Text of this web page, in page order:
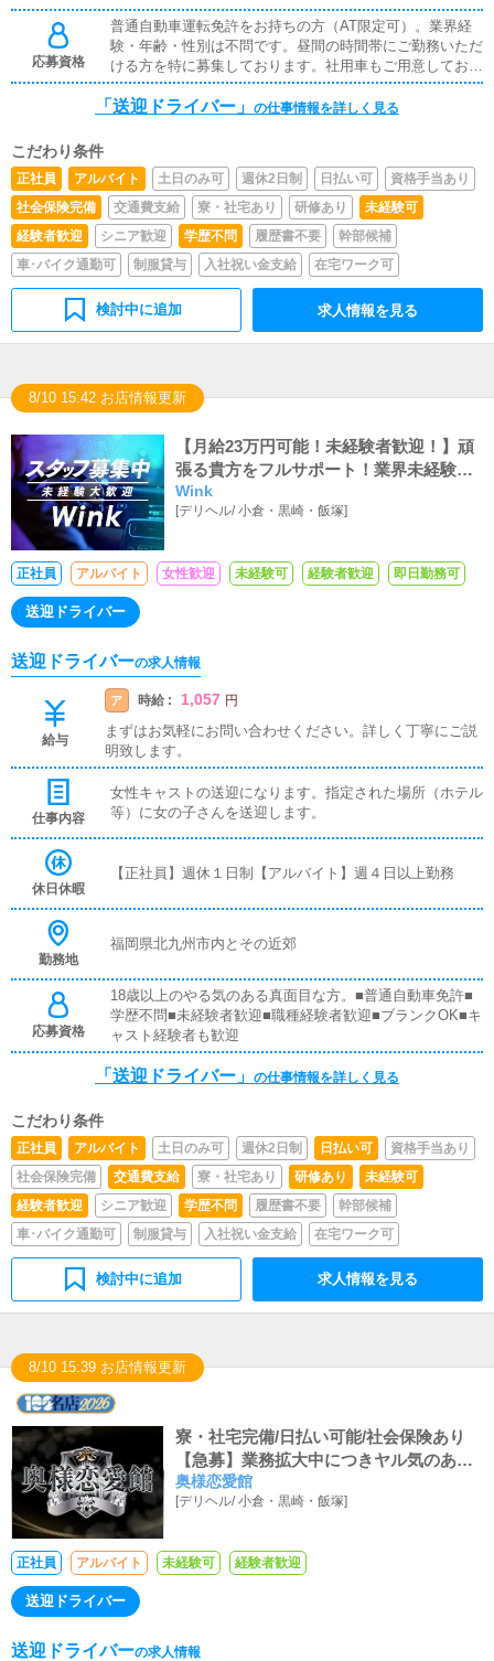
応募資格
普通自動車運転免許をお持ちの方（AT限定可）。業界経
験・年齢・性別は不問です。昼間の時間帯にご勤務いただ
ける方を特に募集しております。社用車もご用意しており
ますので、ご安心ください。真摯に業務に取り組んでいた
だける方のご応募をお待ちしております。
「送迎ドライバー」 の仕事情報を詳しく見る
こだわり条件
正社員 アルバイト 土日のみ可 週休2日制 日払い可
資格手当あり
社会保険完備
交通費支給 寮・社宅あり 研修あり
未経験可
経験者歓迎
シニア歓迎 学歴不問 履歴書不要
幹部候補
車･バイク通勤可
制服貸与 入社祝い金支給 在宅ワーク可
検討中に追加 求人情報を見る
8/10 15:42 お店情報更新
【月給23万円可能！未経験者歓迎！】頑
張る貴方をフルサポート！業界未経験で
もしっかり高収入をGET！
Wink
[デリヘル/小倉・黒崎・飯塚]
正社員 アルバイト 女性歓迎 未経験可 経験者歓迎 即日勤務可
送迎ドライバー
送迎ドライバーの求人情報
給与
ア 時給 : 1,057 円
まずはお気軽にお問い合わせください。詳しく丁寧にご説
明致します。
仕事内容
女性キャストの送迎になります。指定された場所（ホテル
等）に女の子さんを送迎します。
休日休暇
【正社員】週休１日制【アルバイト】週４日以上勤務
勤務地
福岡県北九州市内とその近郊
応募資格
18歳以上のやる気のある真面目な方。■普通自動車免許■
学歴不問■未経験者歓迎■職種経験者歓迎■ブランクOK■キ
ャスト経験者も歓迎
「送迎ドライバー」 の仕事情報を詳しく見る
こだわり条件
正社員 アルバイト 土日のみ可 週休2日制 日払い可
資格手当あり
社会保険完備
交通費支給 寮・社宅あり 研修あり
未経験可
経験者歓迎
シニア歓迎 学歴不問 履歴書不要
幹部候補
車･バイク通勤可
制服貸与 入社祝い金支給 在宅ワーク可
検討中に追加 求人情報を見る
8/10 15:39 お店情報更新
寮・社宅完備/日払い可能/社会保険あり
【急募】業務拡大中につきヤル気のある
方を大・大・大募集中！
奥様恋愛館
[デリヘル/小倉・黒崎・飯塚]
正社員 アルバイト 未経験可 経験者歓迎
送迎ドライバー
送迎ドライバーの求人情報